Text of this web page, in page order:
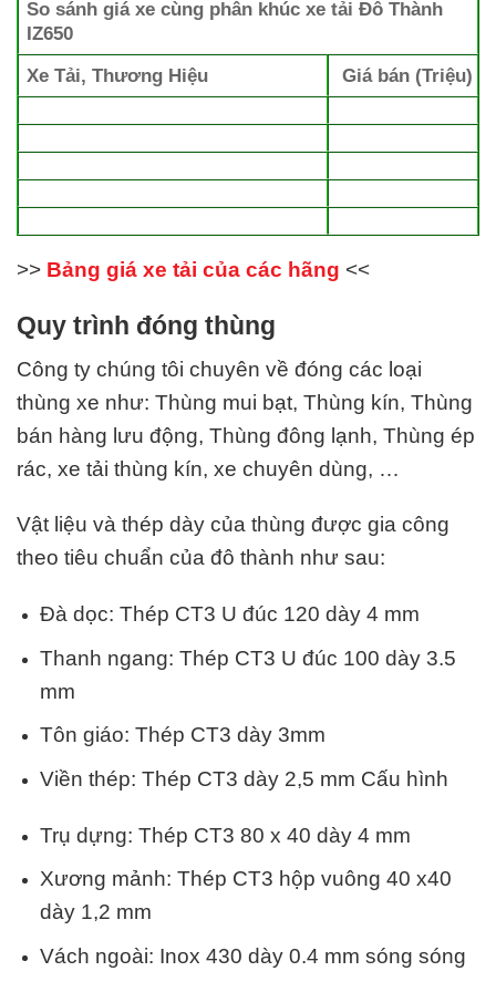
So sánh giá xe cùng phân khúc xe tải Đô Thành
IZ650
Xe Tải, Thương Hiệu
Giá bán (Triệu)
>> Bảng giá xe tải của các hãng <<
Quy trình đóng thùng
Công ty chúng tôi chuyên về đóng các loại
thùng xe như: Thùng mui bạt, Thùng kín, Thùng
bán hàng lưu động, Thùng đông lạnh, Thùng ép
rác, xe tải thùng kín, xe chuyên dùng, …
Vật liệu và thép dày của thùng được gia công
theo tiêu chuẩn của đô thành như sau:
Đà dọc: Thép CT3 U đúc 120 dày 4 mm
Thanh ngang: Thép CT3 U đúc 100 dày 3.5
mm
Tôn giáo: Thép CT3 dày 3mm
Viền thép: Thép CT3 dày 2,5 mm Cấu hình
Trụ dựng: Thép CT3 80 x 40 dày 4 mm
Xương mảnh: Thép CT3 hộp vuông 40 x40
dày 1,2 mm
Vách ngoài: Inox 430 dày 0.4 mm sóng sóng